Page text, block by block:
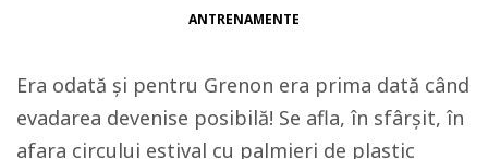
ANTRENAMENTE
Era odată și pentru Grenon era prima dată când
evadarea devenise posibilă! Se afla, în sfârșit, în
afara circului estival cu palmieri de plastic